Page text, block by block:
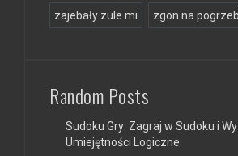
zajebały zule mi zgon na
Random Posts
Sudoku Gry: Zagraj w Sudoku i
Umiejętności Logiczne